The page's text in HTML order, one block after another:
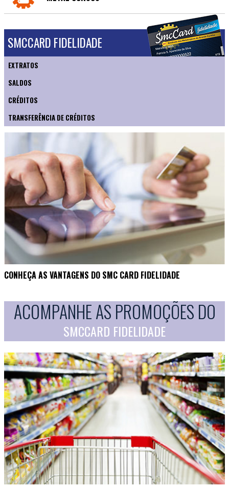
SMCCARD FIDELIDADE
EXTRATOS
SALDOS
CRÉDITOS
TRANSFERÊNCIA DE CRÉDITOS
CONHEÇA AS VANTAGENS DO SMC CARD FIDELIDADE
ACOMPANHE AS PROMOÇÕES DO
SMCCARD FIDELIDADE